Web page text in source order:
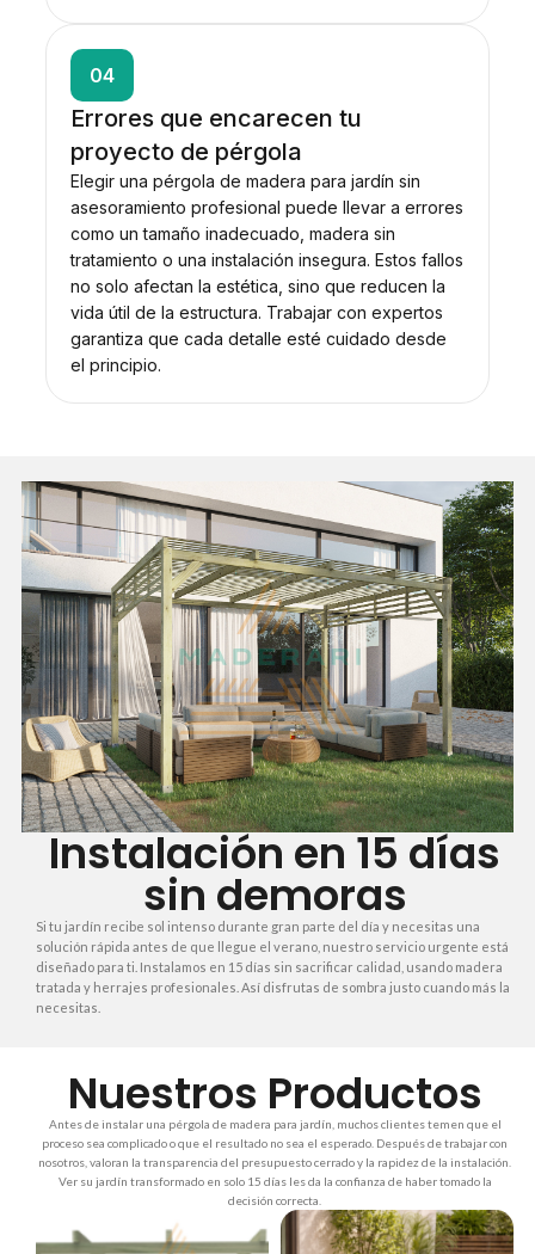
04
Errores que encarecen tu
proyecto de pérgola
Elegir una pérgola de madera para jardín sin
asesoramiento profesional puede llevar a errores
como un tamaño inadecuado, madera sin
tratamiento o una instalación insegura. Estos fallos
no solo afectan la estética, sino que reducen la
vida útil de la estructura. Trabajar con expertos
garantiza que cada detalle esté cuidado desde
el principio.
Instalación en 15 días
sin demoras
Si tu jardín recibe sol intenso durante gran parte del día y necesitas una
solución rápida antes de que llegue el verano, nuestro servicio urgente está
diseñado para ti. Instalamos en 15 días sin sacrificar calidad, usando madera
tratada y herrajes profesionales. Así disfrutas de sombra justo cuando más la
necesitas.
Nuestros Productos
Antes de instalar una pérgola de madera para jardín, muchos clientes temen que el
proceso sea complicado o que el resultado no sea el esperado. Después de trabajar con
nosotros, valoran la transparencia del presupuesto cerrado y la rapidez de la instalación.
Ver su jardín transformado en solo 15 días les da la confianza de haber tomado la
decisión correcta.